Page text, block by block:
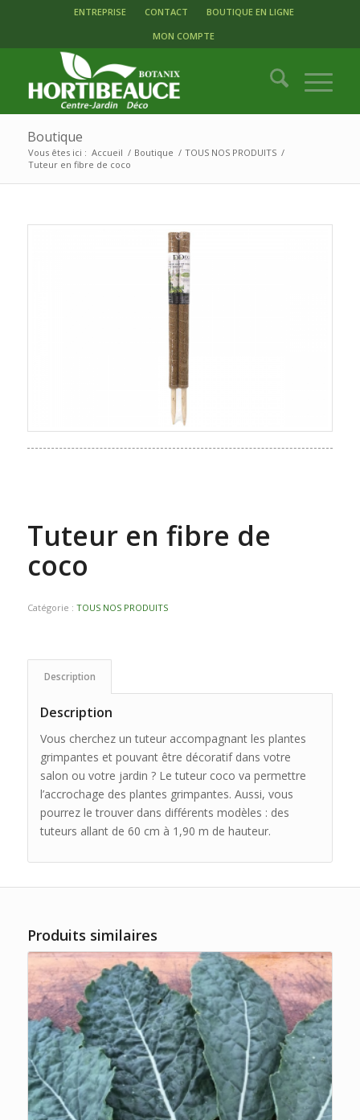
ENTREPRISE CONTACT
BOUTIQUE EN LIGNE
MON COMPTE
Boutique
Vous êtes ici : Accueil / Boutique / TOUS NOS PRODUITS /
Tuteur en fibre de coco
Tuteur en fibre de
coco
Catégorie : TOUS NOS PRODUITS
Description
Description
Vous cherchez un tuteur accompagnant les plantes
grimpantes et pouvant être décoratif dans votre
salon ou votre jardin ? Le tuteur coco va permettre
l’accrochage des plantes grimpantes. Aussi, vous
pourrez le trouver dans différents modèles : des
tuteurs allant de 60 cm à 1,90 m de hauteur.
Produits similaires